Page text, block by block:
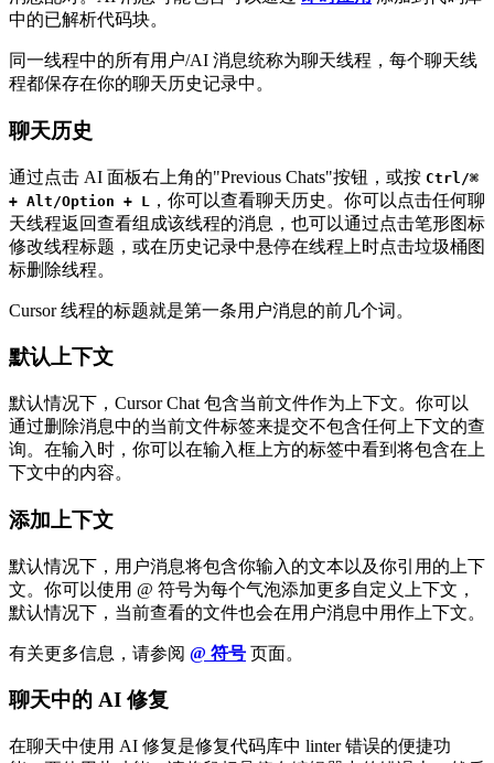
中的已解析代码块。
同一线程中的所有用户/AI 消息统称为聊天线程，每个聊天线
程都保存在你的聊天历史记录中。
聊天历史
通过点击 AI 面板右上角的"Previous Chats"按钮，或按 Ctrl/⌘
+ Alt/Option + L
，你可以查看聊天历史。你可以点击任何聊
天线程返回查看组成该线程的消息，也可以通过点击笔形图标
修改线程标题，或在历史记录中悬停在线程上时点击垃圾桶图
标删除线程。
Cursor 线程的标题就是第一条用户消息的前几个词。
默认上下文
默认情况下，Cursor Chat 包含当前文件作为上下文。你可以
通过删除消息中的当前文件标签来提交不包含任何上下文的查
询。在输入时，你可以在输入框上方的标签中看到将包含在上
下文中的内容。
添加上下文
默认情况下，用户消息将包含你输入的文本以及你引用的上下
文。你可以使用 @ 符号为每个气泡添加更多自定义上下文，
默认情况下，当前查看的文件也会在用户消息中用作上下文。
有关更多信息，请参阅 @ 符号 页面。
聊天中的 AI 修复
在聊天中使用 AI 修复是修复代码库中 linter 错误的便捷功